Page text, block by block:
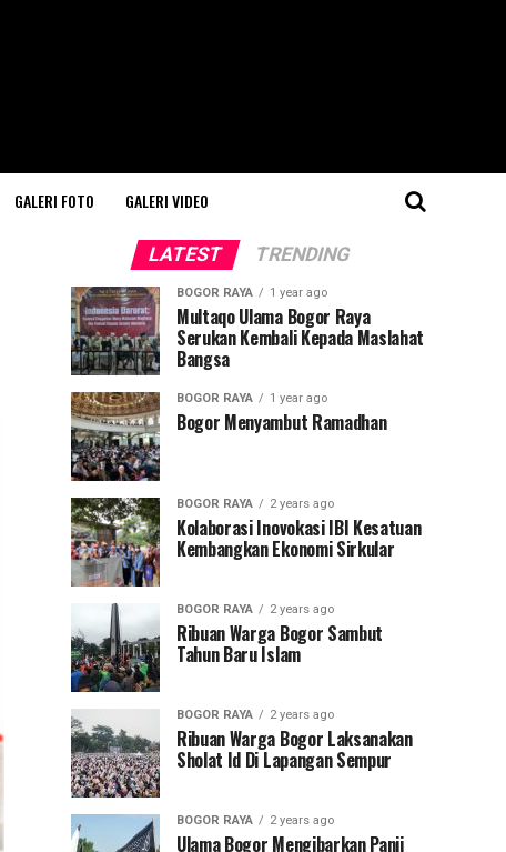
GALERI FOTO GALERI VIDEO
LATEST TRENDING
BOGOR RAYA 1 year ago
Multaqo Ulama Bogor Raya
Serukan Kembali Kepada Maslahat
Bangsa
BOGOR RAYA 1 year ago
Bogor Menyambut Ramadhan
BOGOR RAYA 2 years ago
Kolaborasi Inovokasi IBI Kesatuan
Kembangkan Ekonomi Sirkular
BOGOR RAYA 2 years ago
Ribuan Warga Bogor Sambut
Tahun Baru Islam
BOGOR RAYA 2 years ago
Ribuan Warga Bogor Laksanakan
Sholat Id Di Lapangan Sempur
BOGOR RAYA 2 years ago
Ulama Bogor Mengibarkan Panji